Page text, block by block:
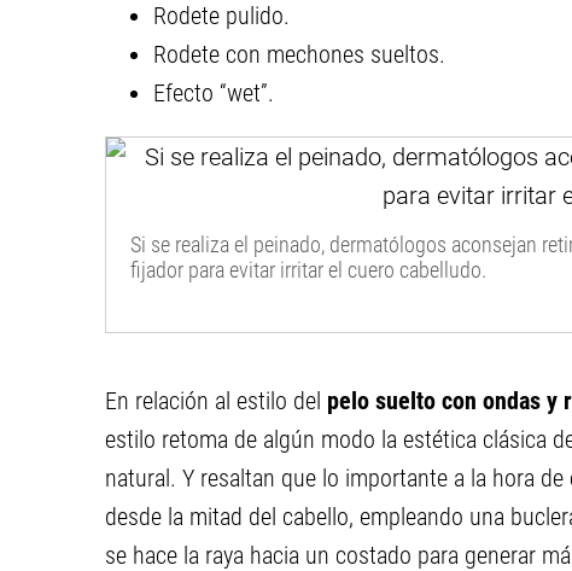
Rodete pulido.
Rodete con mechones sueltos.
Efecto “wet”.
Si se realiza el peinado, dermatólogos aconsejan
fijador para evitar irritar el cuero cabelludo.
En relación al estilo del pelo suelto con ondas y
estilo retoma de algún modo la estética clásica
natural. Y resaltan que lo importante a la hora
desde la mitad del cabello, empleando una
se hace la raya hacia un costado para generar